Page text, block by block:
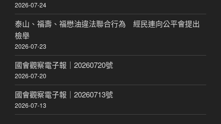
2026-07-24
泰山、福壽、福懋油違法聯合行為 經民連向公平會提出
檢舉
2026-07-23
國會觀察電子報｜20260720號
2026-07-20
國會觀察電子報｜20260713號
2026-07-13